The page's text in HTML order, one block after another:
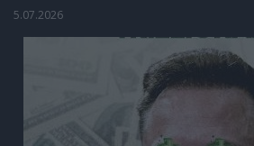
5.07.2026